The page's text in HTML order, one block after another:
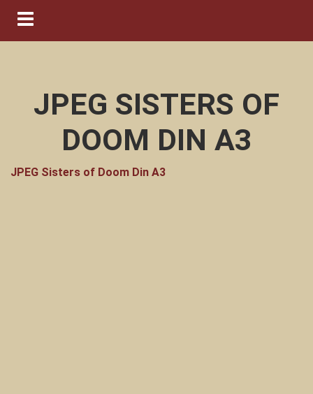
Navigation ein-/ausblenden
JPEG SISTERS OF
DOOM DIN A3
JPEG Sisters of Doom Din A3